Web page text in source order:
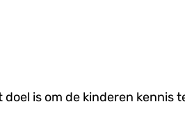
is om de kinderen kennis